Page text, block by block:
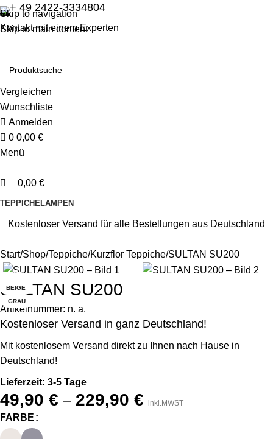
Skip to navigation
Skip to main content
+ 49 2422-3334804
Kontakt mit einem Experten
Vergleichen
Wunschliste
Anmelden
0 0,00 €
Menü
0,00 €
TEPPICHELAMPEN
Kostenloser Versand für alle Bestellungen aus Deutschland
Start Shop Teppiche Kurzflor Teppiche SULTAN SU200
-17%
BEIGE
GRAU
SULTAN SU200
Artikelnummer: n. a.
Kostenloser Versand in ganz Deutschland!
Mit kostenlosem Versand direkt zu Ihnen nach Hause in
Deutschland!
Lieferzeit: 3-5 Tage
49,90 € – 229,90 € inkl.MWST
FARBE